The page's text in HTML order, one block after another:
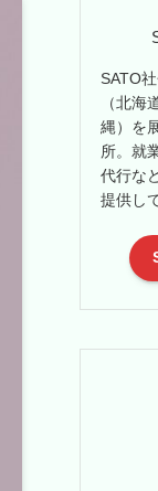
SATO
（北海
縄）を
所。就
代行な
提供し